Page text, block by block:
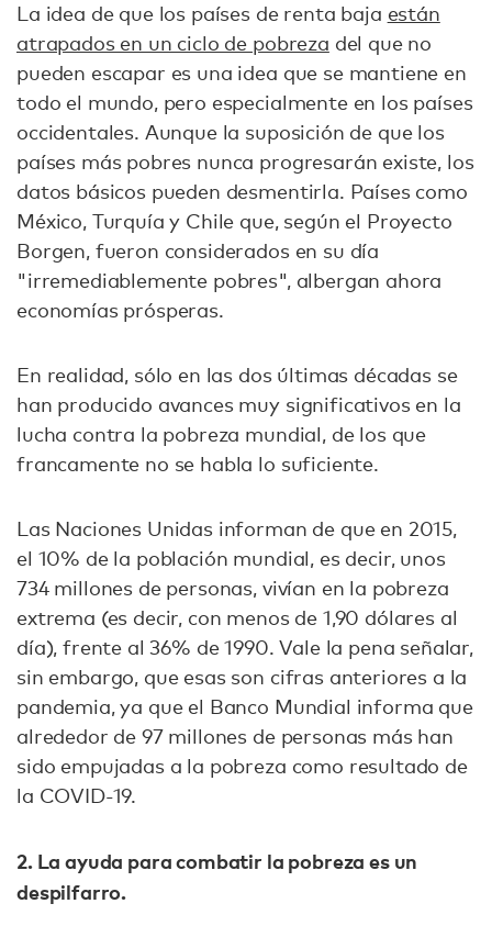
La idea de que los países de renta baja están
atrapados en un ciclo de pobreza del que no
pueden escapar es una idea que se mantiene en
todo el mundo, pero especialmente en los países
occidentales. Aunque la suposición de que los
países más pobres nunca progresarán existe, los
datos básicos pueden desmentirla. Países como
México, Turquía y Chile que, según el Proyecto
Borgen, fueron considerados en su día
"irremediablemente pobres", albergan ahora
economías prósperas.
En realidad, sólo en las dos últimas décadas se
han producido avances muy significativos en la
lucha contra la pobreza mundial, de los que
francamente no se habla lo suficiente.
Las Naciones Unidas informan de que en 2015,
el 10% de la población mundial, es decir, unos
734 millones de personas, vivían en la pobreza
extrema (es decir, con menos de 1,90 dólares al
día), frente al 36% de 1990. Vale la pena señalar,
sin embargo, que esas son cifras anteriores a la
pandemia, ya que el Banco Mundial informa que
alrededor de 97 millones de personas más han
sido empujadas a la pobreza como resultado de
la COVID-19.
2. La ayuda para combatir la pobreza es un
despilfarro.